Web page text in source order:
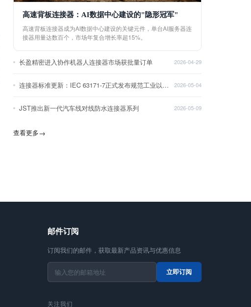
高速背板连接器：AI数据中心建设的"隐形冠军"
高速背板连接器成为AI数据中心建设的关键元件，单台AI服务器连
接器用量达数百个，市场年复合增长率超15%。
长盈精密进入协作机器人连接器市场获批量订单 2026-04-29
连接器标准更新：IEC 63171-7正式发布规范工业以太网接口 2026-05-04
JST推出新一代汽车线对线防水连接器系列 2026-05-09
查看更多→
邮件订阅
订阅我们的邮件，获取最新产品资讯与优惠信息
立即订阅
关注我们